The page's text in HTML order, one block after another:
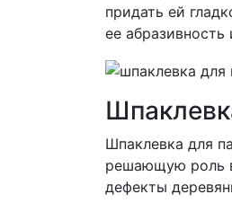
придать ей
ее
Шпаклевка для
решающую роль
дефекты